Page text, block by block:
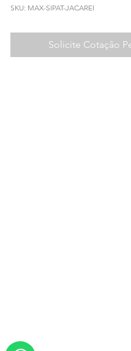
SKU: MAX-SIPAT-JACAREI
Solicite Cotação